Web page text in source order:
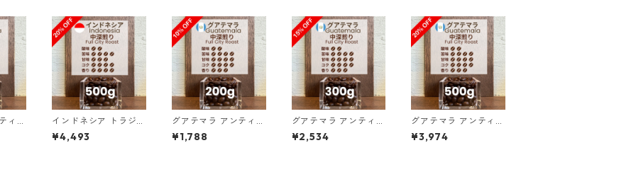
ィグ
インドネシア トラジャ
ランテカルア スロトコ
農園 500g（100g単
¥4,493
グアテマラ アンティグ
ア ラス・ヌベス農園
レッドブルボン100％
¥1,788
グアテマラ アンティグ
ア ラス・ヌベス農園
レッドブルボン100％
¥2,534
グアテマラ アンティグ
ア ラス・ヌベス農園
レッドブルボン100％
¥3,974